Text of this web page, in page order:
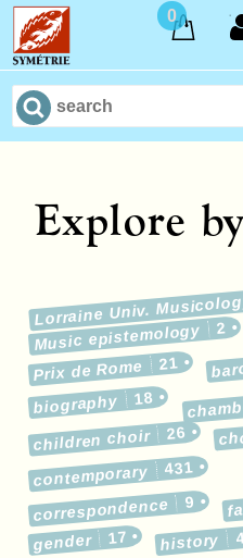
0
Explore
Lorraine Univ.
Music epistemology 2
Prix de Rome 21
biography 18
children choir 26
contemporary 431
correspondence 9
gender 17 history